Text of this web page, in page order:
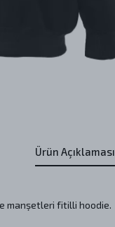
Ürün Açıklaması
manşetleri fitilli hoodie.